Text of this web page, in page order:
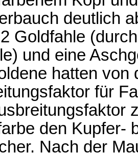
deutlich
Goldfahle
und eine
hatten von
für
den Kupfer-
Nach der